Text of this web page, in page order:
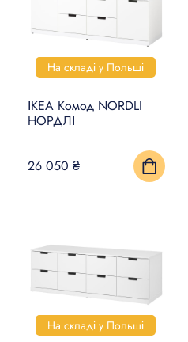
На складі у Польщі
ІКЕА Комод NORDLI
НОРДЛІ
26 050 ₴
На складі у Польщі